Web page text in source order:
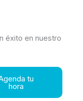
éxito en nuestro
tu
hora